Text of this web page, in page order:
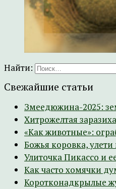
Найти:
Свежайшие статьи
Змеедюжина-2025:
Хитрожелтая
«Как животные»:
Божья коровка,
Улиточка Пикассо и
Как часто хомячки
Коротконадкрылые